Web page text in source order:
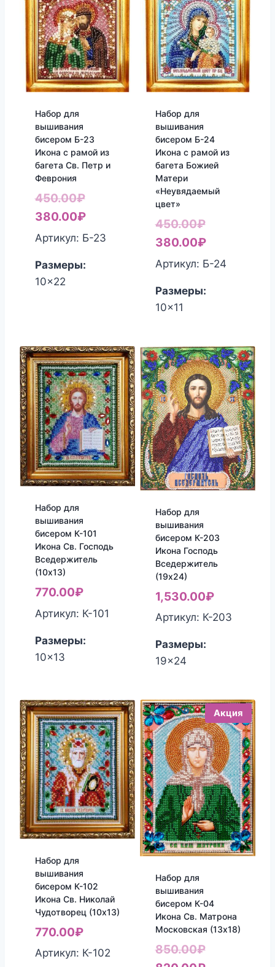
Набор для
вышивания
бисером Б-23
Икона с рамой из
багета Св. Петр и
Феврония
450.00₽Первоначальная
цена
составляла
380.00₽Текущая
цена:
Артикул: Б-23
Размеры:
10x22
Набор для
вышивания
бисером Б-24
Икона с рамой из
багета Божией
Матери
«Неувядаемый
цвет»
450.00₽
цена
составляла
380.00₽Текущая
цена:
Артикул: Б-24
Размеры:
10x11
Набор для
вышивания
бисером К-101
Икона Св. Господь
Вседержитель
(10х13)
770.00₽
Артикул: К-101
Размеры:
10x13
Набор для
вышивания
бисером К-203
Икона Господь
Вседержитель
(19х24)
1,530.00₽
Артикул: К-203
Размеры:
19x24
Набор для
вышивания
бисером К-102
Икона Св. Николай
Чудотворец (10х13)
770.00₽
Артикул: К-102
Акция
Набор для
вышивания
бисером К-04
Икона Св. Матрона
Московская (13х18)
850.00₽